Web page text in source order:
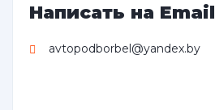
Написать на Email
avtopodborbel@yandex.by